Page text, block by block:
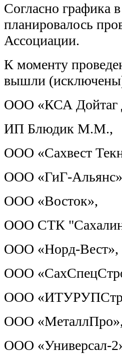
Согласно графика
планировалось
Ассоциации.
К моменту
вышли
ООО «КСА Дойтаг
ИП Блюдик М.М.,
ООО «Сахвест
ООО «ГиГ-
ООО «Восток»,
ООО СТК
ООО «Норд-Вест»,
ООО
ООО
ООО
ООО «Универсал-